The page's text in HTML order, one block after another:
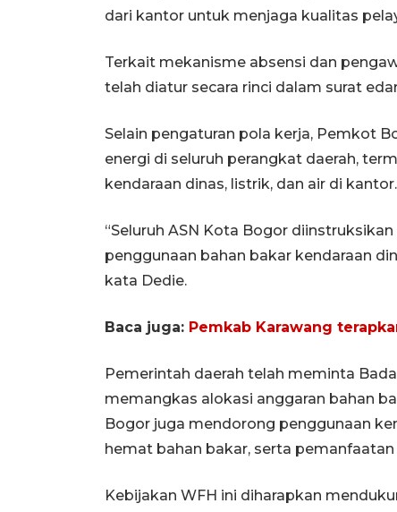
dari kantor untuk menjaga kualitas
Terkait mekanisme absensi dan
telah diatur secara rinci dalam surat
Selain pengaturan pola kerja, Pemkot
energi di seluruh perangkat daerah,
kendaraan dinas, listrik, dan air di kantor.
“Seluruh ASN Kota Bogor
penggunaan bahan bakar kendaraan
kata Dedie.
Baca juga: Pemkab Karawang
Pemerintah daerah telah meminta
memangkas alokasi anggaran bahan
Bogor juga mendorong penggunaan
hemat bahan bakar, serta
Kebijakan WFH ini diharapkan